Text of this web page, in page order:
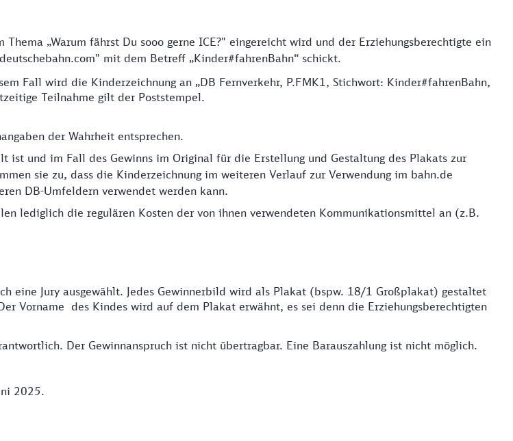
„Warum fährst Du sooo gerne ICE?" eingereicht wird und der Erziehungsberechtigte ein
mit dem Betreff „Kinder#fahrenBahn“ schickt.
Fall wird die Kinderzeichnung an „DB Fernverkehr, P.FMK1, Stichwort: Kinder#fahrenBahn,
Teilnahme gilt der Poststempel.
der Wahrheit entsprechen.
und im Fall des Gewinns im Original für die Erstellung und Gestaltung des Plakats zur
sie zu, dass die Kinderzeichnung im weiteren Verlauf zur Verwendung im bahn.de
DB-Umfeldern verwendet werden kann.
lediglich die regulären Kosten der von ihnen verwendeten Kommunikationsmittel an (z.B.
eine Jury ausgewählt. Jedes Gewinnerbild wird als Plakat (bspw. 18/1 Großplakat) gestaltet
Vorname des Kindes wird auf dem Plakat erwähnt, es sei denn die Erziehungsberechtigten
Der Gewinnanspruch ist nicht übertragbar. Eine Barauszahlung ist nicht möglich.
2025.